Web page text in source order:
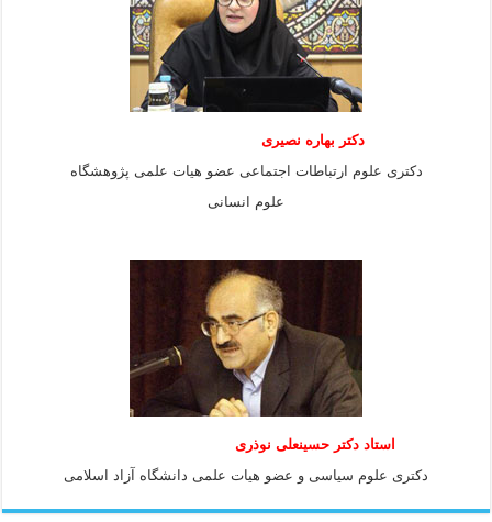
دکتر بهاره نصیری
دکتری علوم ارتباطات اجتماعی عضو هیات علمی پژوهشگاه
علوم انسانی
استاد دكتر حسينعلی نوذری
دكتری علوم سياسی و عضو هيات علمی دانشگاه آزاد اسلامی